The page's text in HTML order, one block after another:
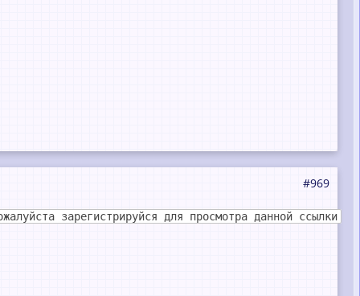
#969
зарегистрируйся для просмотра данной ссылки